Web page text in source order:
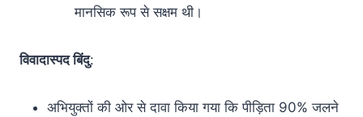
मानसिक रूप से सक्षम थी।
विवादास्पद बिंदु:
अभियुक्तों की ओर से दावा किया गया कि पीड़िता 90% जलने